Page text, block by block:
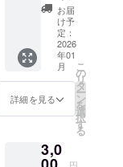
入くだ
さいま
すよう
よろし
くお願
いいた
しま
す！ ※
能でご
ざいま
どもた
ちから
のお礼
をメー
ルにて
お送り
しま
す。ご
支援い
ただけ
支援者
様の、
お届
け予
定：
2026
年01
月
詳細を見る
こ
の
リ
タ
ー
ン
を
選
択
す
る
3,0